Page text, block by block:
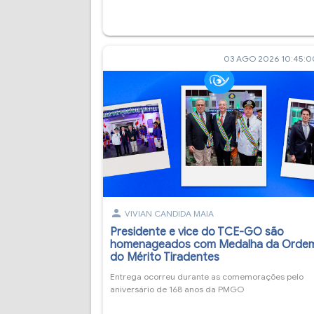
03 AGO 2026
person VIVIAN CANDIDA MAIA
Presidente e vice do TCE-GO são
homenageados com Medalha da
do Mérito Tiradentes
Entrega ocorreu durante as comemorações pelo
aniversário de 168 anos da PMGO